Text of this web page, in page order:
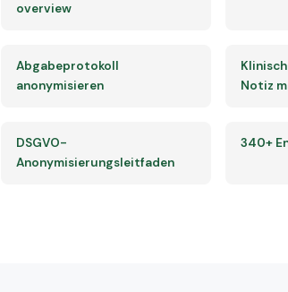
overview
Abgabeprotokoll
anonymisieren
Notiz
DSGVO-
Anonymisierungsleitfaden
340+